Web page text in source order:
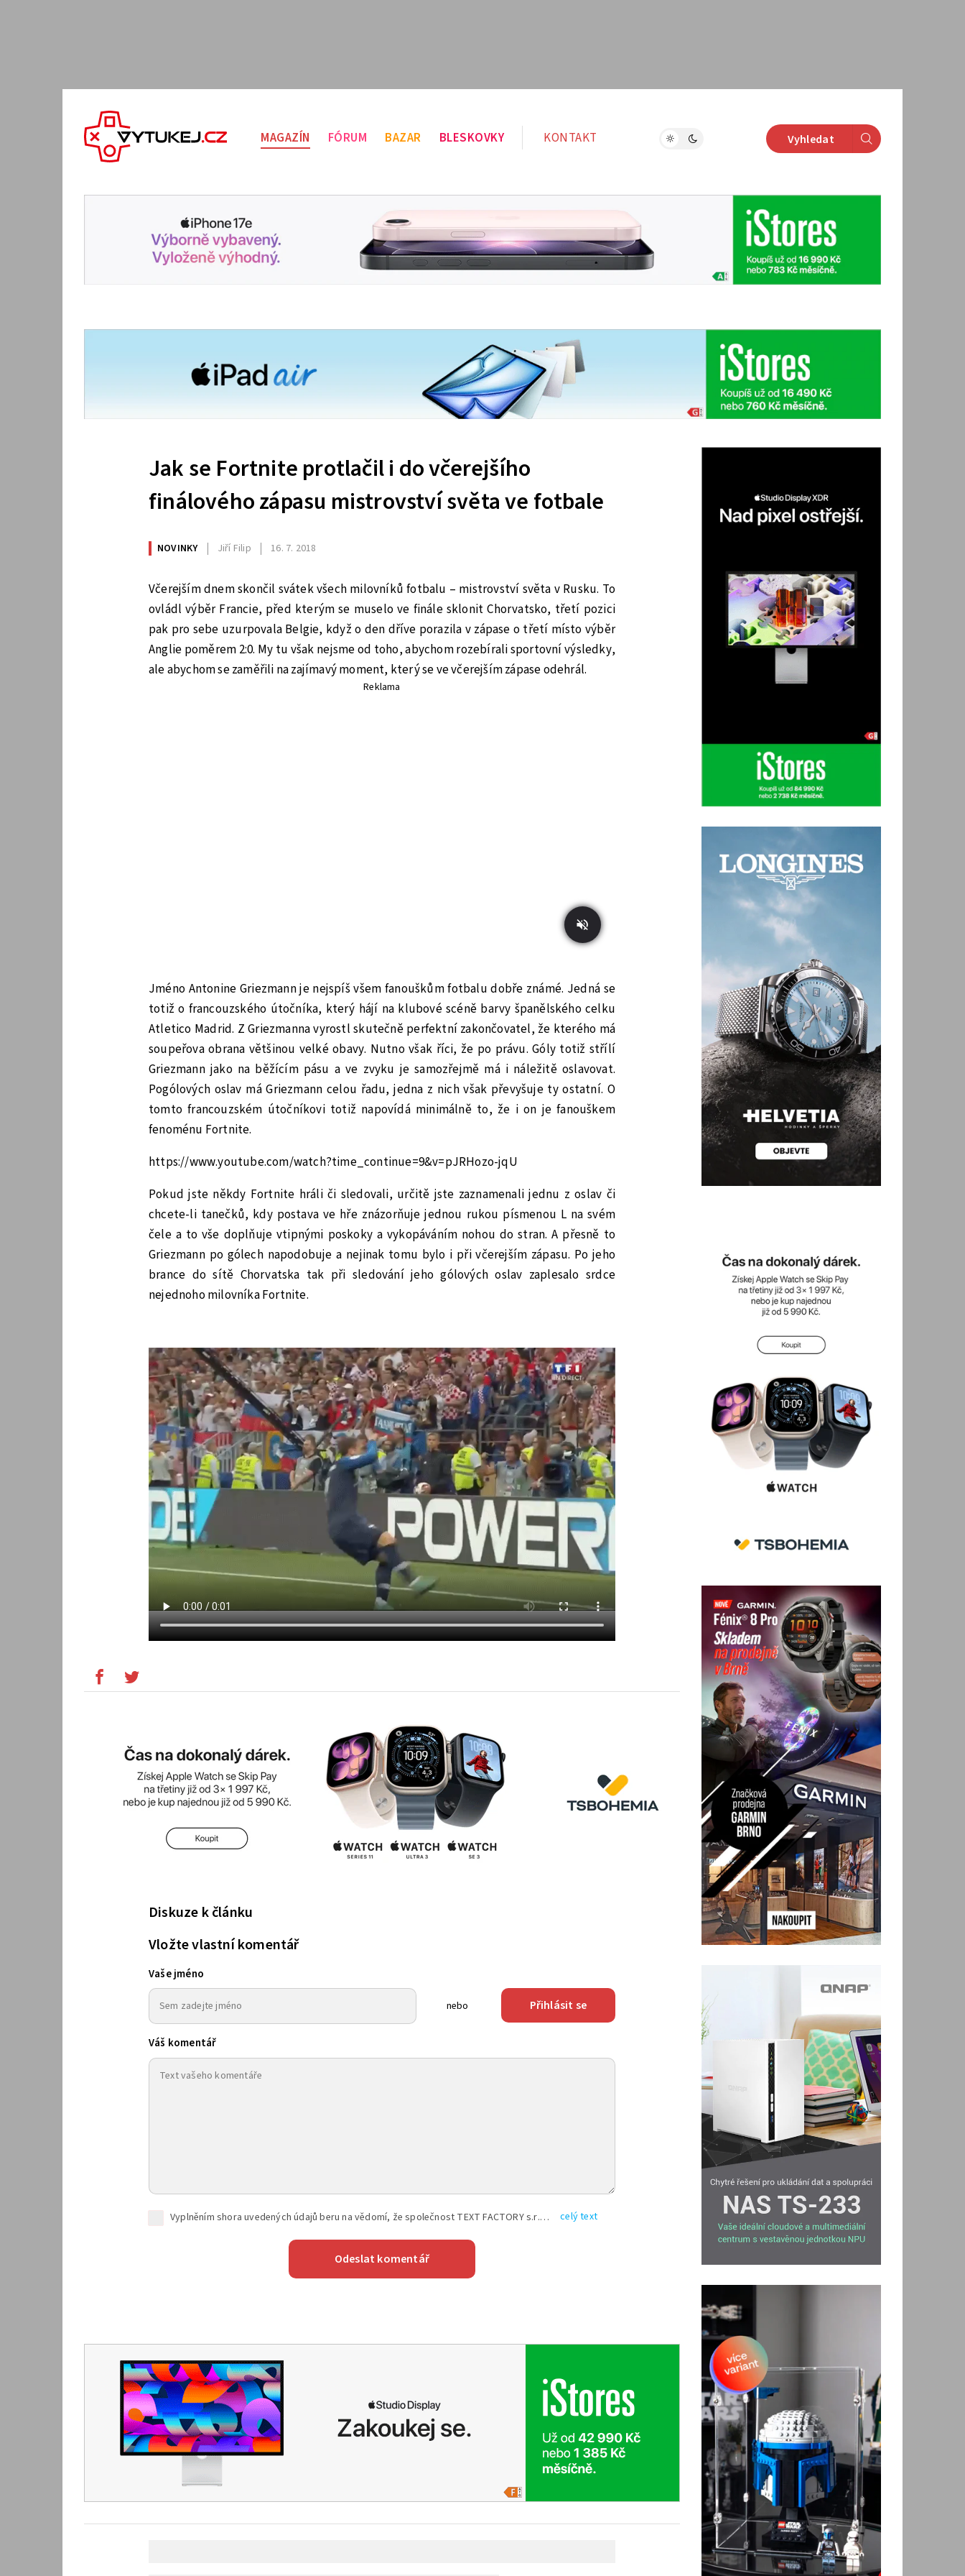
MAGAZÍN FÓRUM BAZAR BLESKOVKY KONTAKT Vyhledat
Jak se Fortnite protlačil i do včerejšího
finálového zápasu mistrovství světa ve fotbale
NOVINKY Jiří Filip 16. 7. 2018
Včerejším dnem skončil svátek všech milovníků fotbalu – mistrovství světa v Rusku. To
ovládl výběr Francie, před kterým se muselo ve finále sklonit Chorvatsko, třetí pozici
pak pro sebe uzurpovala Belgie, když o den dříve porazila v zápase o třetí místo výběr
Anglie poměrem 2:0. My tu však nejsme od toho, abychom rozebírali sportovní výsledky,
ale abychom se zaměřili na zajímavý moment, který se ve včerejším zápase odehrál.
Reklama
Jméno Antonine Griezmann je nejspíš všem fanouškům fotbalu dobře známé. Jedná se
totiž o francouzského útočníka, který hájí na klubové scéně barvy španělského celku
Atletico Madrid. Z Griezmanna vyrostl skutečně perfektní zakončovatel, že kterého má
soupeřova obrana většinou velké obavy. Nutno však říci, že po právu. Góly totiž střílí
Griezmann jako na běžícím pásu a ve zvyku je samozřejmě má i náležitě oslavovat.
Pogólových oslav má Griezmann celou řadu, jedna z nich však převyšuje ty ostatní. O
tomto francouzském útočníkovi totiž napovídá minimálně to, že i on je fanouškem
fenoménu Fortnite.
https://www.youtube.com/watch?time_continue=9&v=pJRHozo-jqU
Pokud jste někdy Fortnite hráli či sledovali, určitě jste zaznamenali jednu z oslav či
chcete-li tanečků, kdy postava ve hře znázorňuje jednou rukou písmenou L na svém
čele a to vše doplňuje vtipnými poskoky a vykopáváním nohou do stran. A přesně to
Griezmann po gólech napodobuje a nejinak tomu bylo i při včerejším zápasu. Po jeho
brance do sítě Chorvatska tak při sledování jeho gólových oslav zaplesalo srdce
nejednoho milovníka Fortnite.
Diskuze k článku
Vložte vlastní komentář
Vaše jméno
nebo Přihlásit se
Váš komentář
Vyplněním shora uvedených údajů beru na vědomí, že společnost TEXT FACTORY s.r.o., sídlem Brno, Durďákova 336/29, Černá Pole, PSČ: 613 00, IČ: 06157831, zapsané u Krajského soudu v Brně, oddíl C, vložka 100399, bude zpracovávat mé osobní údaje uvedené v rámci mnou vyplněného registračního formuláře na základě oprávněných zájmů TEXT FACTORY s.r.o. dle čl. 6 odst. 1 písm. f) GDPR a pro splnění právních povinností (čl. 6 odst. 1 písm. c) GDPR), a to pro tyto účely: nezbytnost zajistit oprávnění návštěvníka webových stránek provozovaných společností TEXT FACTORY s.r.o. přispívat aktivně ke zveřejněným článkům nebo v rámci diskusních fór a výkon práv TEXT FACTORY s.r.o. jako administrátora těchto diskusních fór. Více informací o zpracování osobních údajů a právech lze nalézt v celý text